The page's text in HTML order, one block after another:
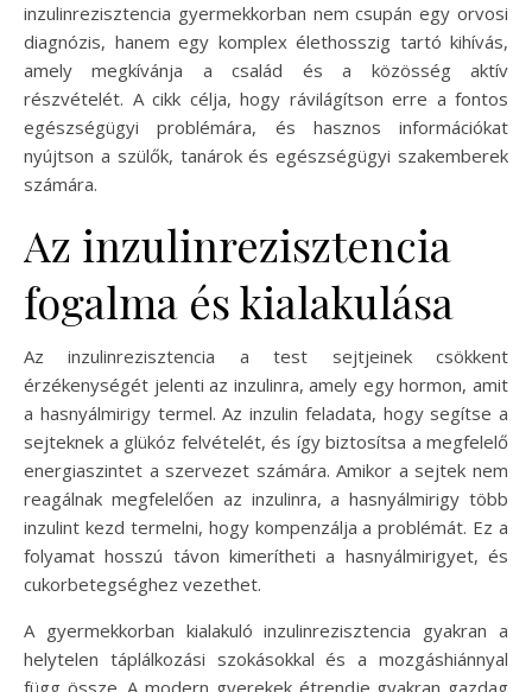
inzulinrezisztencia gyermekkorban nem csupán egy orvosi
diagnózis, hanem egy komplex élethosszig tartó kihívás,
amely megkívánja a család és a közösség aktív
részvételét. A cikk célja, hogy rávilágítson erre a fontos
egészségügyi problémára, és hasznos információkat
nyújtson a szülők, tanárok és egészségügyi szakemberek
számára.
Az inzulinrezisztencia
fogalma és kialakulása
Az inzulinrezisztencia a test sejtjeinek csökkent
érzékenységét jelenti az inzulinra, amely egy hormon, amit
a hasnyálmirigy termel. Az inzulin feladata, hogy segítse a
sejteknek a glükóz felvételét, és így biztosítsa a megfelelő
energiaszintet a szervezet számára. Amikor a sejtek nem
reagálnak megfelelően az inzulinra, a hasnyálmirigy több
inzulint kezd termelni, hogy kompenzálja a problémát. Ez a
folyamat hosszú távon kimerítheti a hasnyálmirigyet, és
cukorbetegséghez vezethet.
A gyermekkorban kialakuló inzulinrezisztencia gyakran a
helytelen táplálkozási szokásokkal és a mozgáshiánnyal